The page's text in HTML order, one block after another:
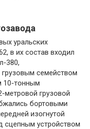
уральских
в их состав входил
380,
семейством
10-тонным
метровой грузовой
бортовыми
изогнутой
сцепным устройством